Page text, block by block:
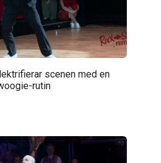
scenen med en
rutin